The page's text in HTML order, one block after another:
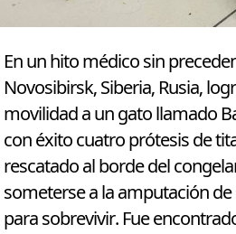
En un hito médico sin
Novosibirsk, Siberia, Rusia,
movilidad a un gato llamado
con éxito cuatro prótesis de
rescatado al borde del
someterse a la amputación
para sobrevivir. Fue